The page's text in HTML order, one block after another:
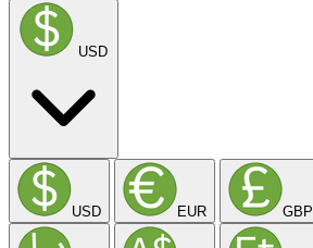
USD
USD EUR GBP